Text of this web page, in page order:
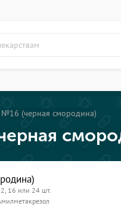
№16 (черная смородина)
16 или 24 шт.